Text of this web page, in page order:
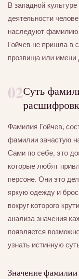
В западной
деятельности
наследуют
Гойчев не пришла в
прозвища или имени
02Суть
Фамилия Гойчев,
фамилии зачастую
Сами по себе, это
которые любят
персоне. Они это
яркую одежду и
вокруг которого
анализа значения
появляется
узнать истинную
Значение фамилии